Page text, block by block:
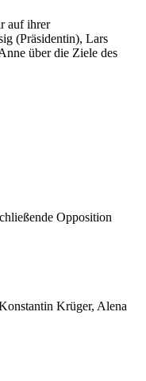
auf ihrer
(Präsidentin), Lars
über die Ziele des
Opposition
Krüger, Alena